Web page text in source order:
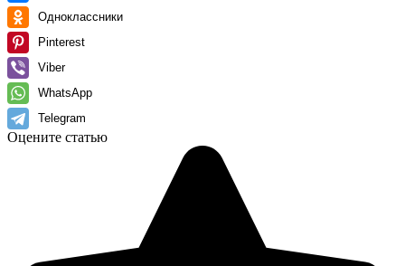
Одноклассники
Pinterest
Viber
WhatsApp
Telegram
Оцените статью